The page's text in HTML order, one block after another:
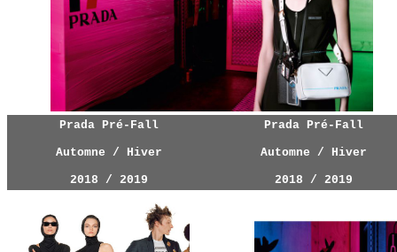
Prada Pré-Fall
Automne / Hiver
2018 / 2019
Prada Pré-Fall
Automne / Hiver
2018 / 2019